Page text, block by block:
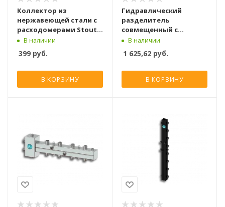
Коллектор из
нержавеющей стали с
расходомерами Stout
SMS 0917 4 выхода
В наличии
399 руб.
В КОРЗИНУ
Гидравлический
разделитель
совмещенный с
коллектором Север R-
В наличии
1 625,62 руб.
В КОРЗИНУ